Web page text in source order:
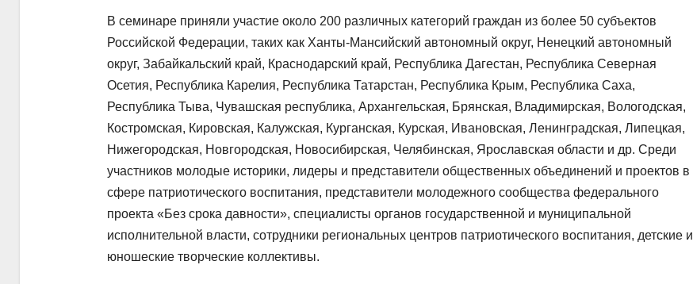
В семинаре приняли участие около 200 различных категорий граждан из более 50 субъектов
Российской Федерации, таких как Ханты-Мансийский автономный округ, Ненецкий автономный
округ, Забайкальский край, Краснодарский край, Республика Дагестан, Республика Северная
Осетия, Республика Карелия, Республика Татарстан, Республика Крым, Республика Саха,
Республика Тыва, Чувашская республика, Архангельская, Брянская, Владимирская, Вологодская,
Костромская, Кировская, Калужская, Курганская, Курская, Ивановская, Ленинградская, Липецкая,
Нижегородская, Новгородская, Новосибирская, Челябинская, Ярославская области и др. Среди
участников молодые историки, лидеры и представители общественных объединений и проектов в
сфере патриотического воспитания, представители молодежного сообщества федерального
проекта «Без срока давности», специалисты органов государственной и муниципальной
исполнительной власти, сотрудники региональных центров патриотического воспитания, детские и
юношеские творческие коллективы.